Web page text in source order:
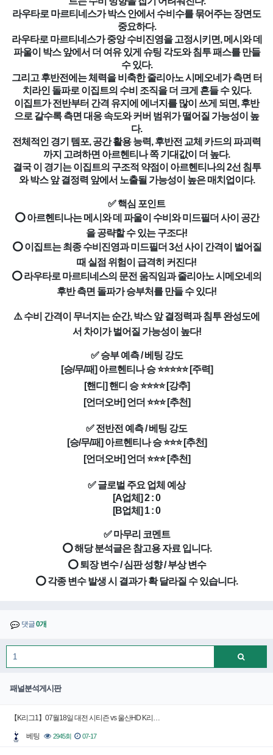
라우타로 마르티네스가 박스 안에서 수비수를 묶어주는 장면도
중요하다.
라우타로 마르티네스가 중앙 수비진영을 고정시키면, 메시와 데
파울이 박스 앞에서 더 여유 있게 슈팅 각도와 침투 패스를 만들
수 있다.
그리고 후반전에는 체력을 비축한 줄리아노 시메오네가 측면 터
치라인 돌파로 이집트의 수비 조직을 더 크게 흔들 수 있다.
이집트가 전반부터 간격 유지에 에너지를 많이 쓰게 되면, 후반
으로 갈수록 측면 대응 속도와 커버 범위가 떨어질 가능성이 높
다.
전체적인 경기 템포, 공간 활용 능력, 후반전 교체 카드의 파괴력
까지 고려하면 아르헨티나 쪽 기대값이 더 높다.
결국 이 경기는 이집트의 구조적 약점이 아르헨티나의 2선 침투
와 박스 앞 결정력 앞에서 노출될 가능성이 높은 매치업이다.
✅ 핵심 포인트
⭕ 아르헨티나는 메시와 데 파울이 수비와 미드필더 사이 공간
을 공략할 수 있는 구조다!
⭕ 이집트는 최종 수비진영과 미드필더 3선 사이 간격이 벌어질
때 실점 위험이 급격히 커진다!
⭕ 라우타로 마르티네스의 문전 움직임과 줄리아노 시메오네의
후반 측면 돌파가 승부처를 만들 수 있다!
⚠️ 수비 간격이 무너지는 순간, 박스 앞 결정력과 침투 완성도에
서 차이가 벌어질 가능성이 높다!
✅ 승부 예측 / 베팅 강도
[승/무/패] 아르헨티나 승 ⭐⭐⭐⭐⭐ [주력]
[핸디] 핸디 승 ⭐⭐⭐⭐ [강추]
[언더오버] 언더 ⭐⭐⭐ [추천]
✅ 전반전 예측 / 베팅 강도
[승/무/패] 아르헨티나 승 ⭐⭐⭐ [추천]
[언더오버] 언더 ⭐⭐⭐ [추천]
✅ 글로벌 주요 업체 예상
[A업체] 2 : 0
[B업체] 1: 0
✅ 마무리 코멘트
⭕ 해당 분석글은 참고용 자료 입니다.
⭕ 퇴장 변수 / 심판 성향 / 부상 변수
⭕ 각종 변수 발생 시 결과가 확 달라질 수 있습니다.
댓글0개
패널분석게시판
【K리그1】07월18일 대전 시티즌 vs 울산HD K리…
베팅 2945회 07-17